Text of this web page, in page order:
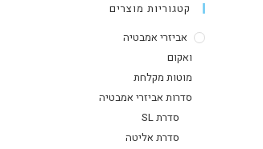
קטגוריות מוצרים
אביזרי אמבטיה
ואקום
מוטות מקלחת
סדרות אביזרי אמבטיה
סדרת SL
סדרת אליטה